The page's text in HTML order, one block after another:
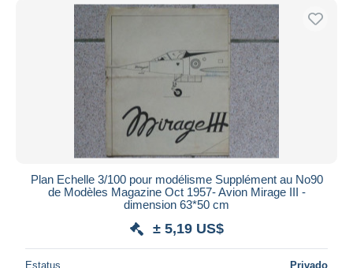
Plan Echelle 3/100 pour modélisme Supplément au No90
de Modèles Magazine Oct 1957- Avion Mirage III -
dimension 63*50 cm
± 5,19 US$
Estatus Privado